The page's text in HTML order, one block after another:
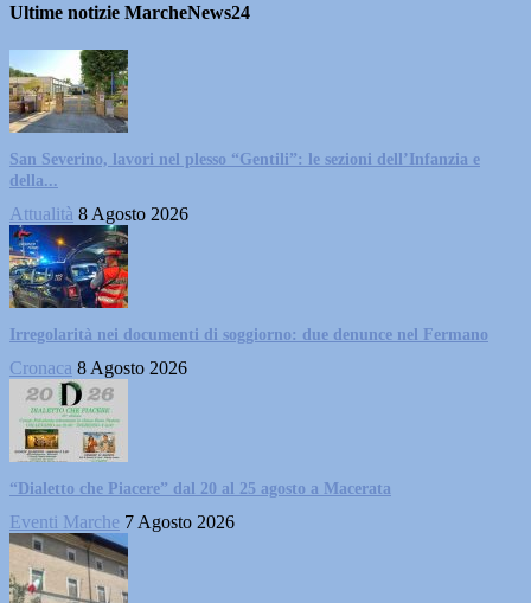
Ultime notizie MarcheNews24
San Severino, lavori nel plesso “Gentili”: le sezioni dell’Infanzia e
della...
Attualità 8 Agosto 2026
Irregolarità nei documenti di soggiorno: due denunce nel Fermano
Cronaca 8 Agosto 2026
“Dialetto che Piacere” dal 20 al 25 agosto a Macerata
Eventi Marche 7 Agosto 2026